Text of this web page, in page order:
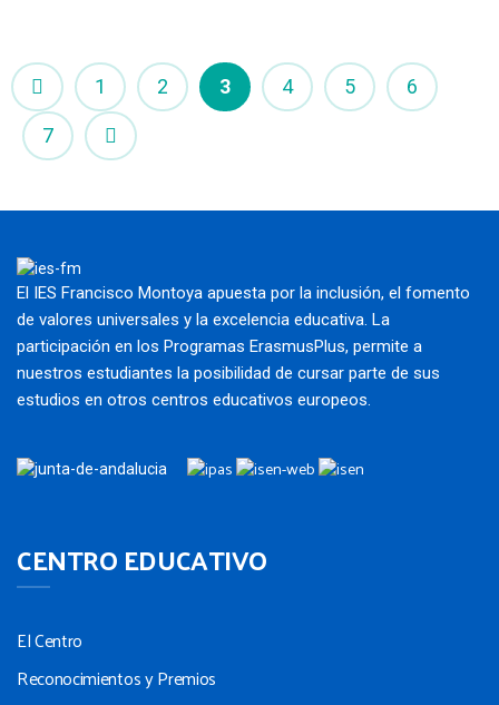
1 2 3 4 5 6
7
El IES Francisco Montoya apuesta por la inclusión, el fomento
de valores universales y la excelencia educativa. La
participación en los Programas ErasmusPlus, permite a
nuestros estudiantes la posibilidad de cursar parte de sus
estudios en otros centros educativos europeos.
CENTRO EDUCATIVO
El Centro
Reconocimientos y Premios